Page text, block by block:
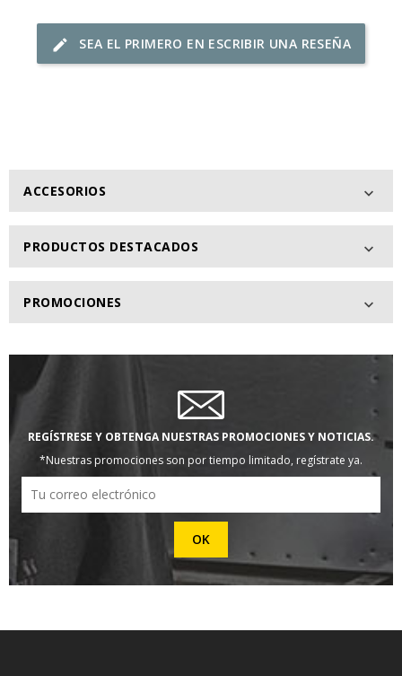
edit SEA EL PRIMERO EN ESCRIBIR UNA RESEÑA
ACCESORIOS 
PRODUCTOS DESTACADOS 
PROMOCIONES 
REGÍSTRESE Y OBTENGA NUESTRAS PROMOCIONES Y NOTICIAS.
*Nuestras promociones son por tiempo limitado, regístrate ya.